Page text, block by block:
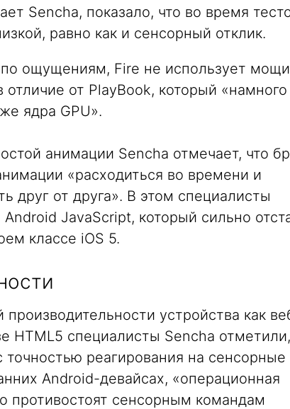
Sencha, показало, что во время
равно как и сенсорный отклик.
по ощущениям, Fire не использует мощи
отличие от PlayBook, который
ядра GPU».
анимации Sencha отмечает, что
«расходиться во времени и
друг от друга». В этом специалисты
JavaScript, который сильно
классе iOS 5.
устройства как
HTML5 специалисты Sencha
реагирования на сенсорные
Android-девайсах, «операционная
противостоят сенсорным командам